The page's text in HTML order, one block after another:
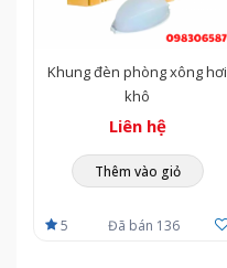
Khung đèn phòng xông hơi
khô
Liên hệ
Thêm vào giỏ
5 Đã bán 136